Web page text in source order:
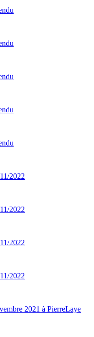
2022
2022
2022
2022
2021 à PierreLaye